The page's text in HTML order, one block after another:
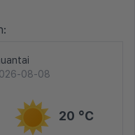
08-08
20 °C